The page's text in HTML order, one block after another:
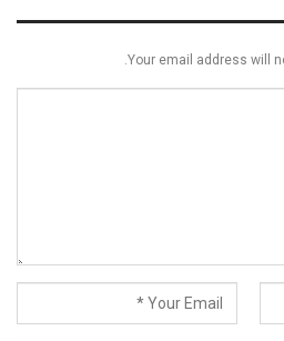
Your email address will